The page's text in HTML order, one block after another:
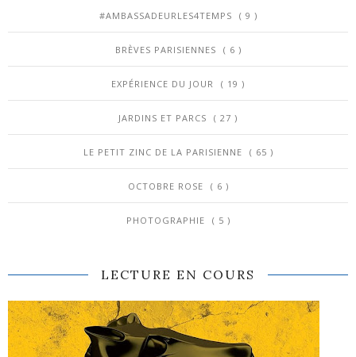
#AMBASSADEURLES4TEMPS ( 9 )
BRÈVES PARISIENNES ( 6 )
EXPÉRIENCE DU JOUR ( 19 )
JARDINS ET PARCS ( 27 )
LE PETIT ZINC DE LA PARISIENNE ( 65 )
OCTOBRE ROSE ( 6 )
PHOTOGRAPHIE ( 5 )
LECTURE EN COURS